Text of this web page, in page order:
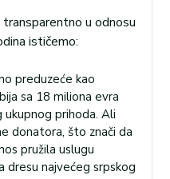
u odnosu
ističemo:
preduzeće kao
sa 18 miliona evra
prihoda. Ali
donatora, što znači da
pružila uslugu
dresu najvećeg srpskog